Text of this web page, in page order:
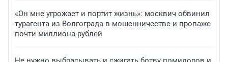
«Он мне угрожает и портит жизнь»: москвич обвинил
турагента из Волгограда в мошенничестве и пропаже
почти миллиона рублей